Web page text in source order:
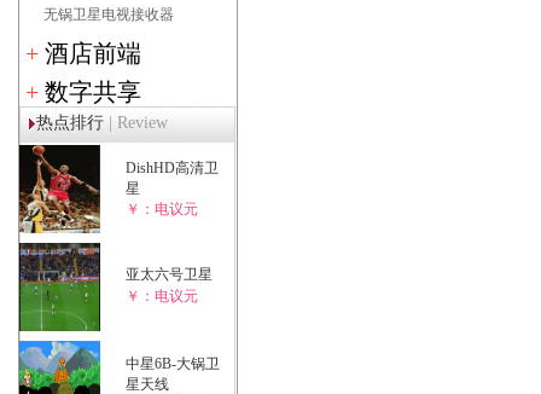
无锅卫星电视接收器
+ 酒店前端
+ 数字共享
热点排行 | Review
DishHD高清卫
星
￥：电议元
亚太六号卫星
￥：电议元
中星6B-大锅卫
星天线